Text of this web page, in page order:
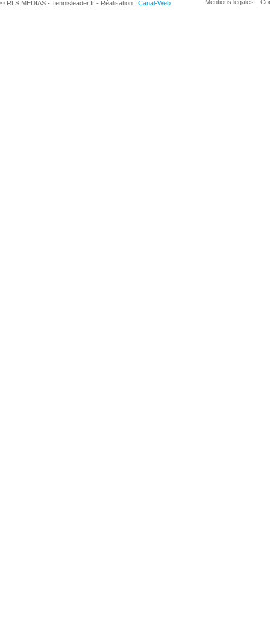
© RLS MEDIAS - Tennisleader.fr - Réalisation : Canal-Web Mentions légales